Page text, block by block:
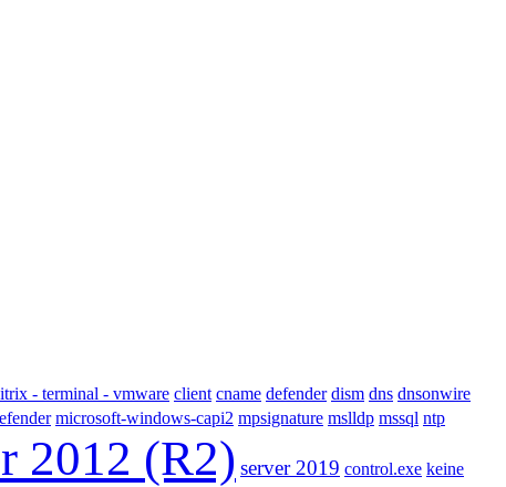
- terminal - vmware client cname defender dism dns dnsonwire
microsoft-windows-capi2 mpsignature mslldp mssql ntp
2012 (R2) server 2019 control.exe keine